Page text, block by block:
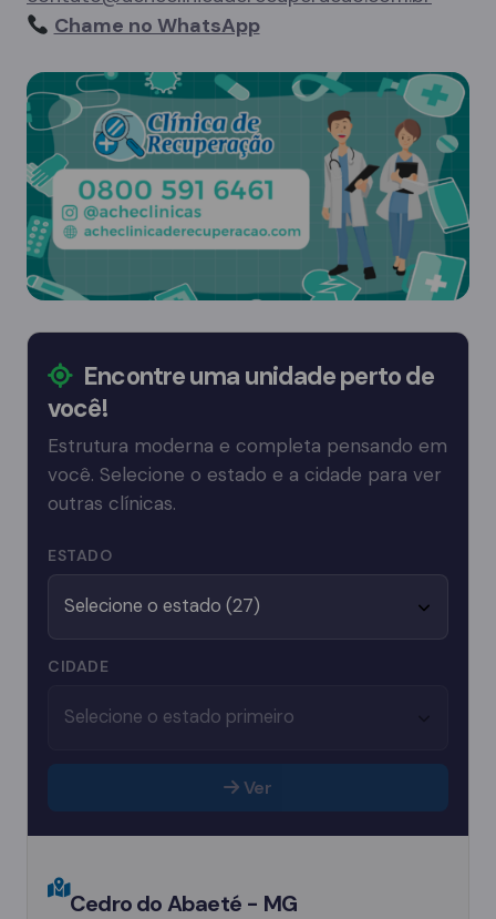
Chame no WhatsApp
Encontre uma unidade perto de
você!
Estrutura moderna e completa pensando em
você. Selecione o estado e a cidade para ver
outras clínicas.
ESTADO
CIDADE
Ver
Cedro do Abaeté - MG